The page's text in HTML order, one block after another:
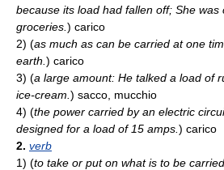
because its load had fallen off; She was
groceries. ) carico
2) (as much as can be carried at one
earth. ) carico
3) (a large amount: He talked a load of
ice-cream. ) sacco, mucchio
4) (the power carried by an electric
designed for a load of 15 amps. ) carico
2. verb
1) (to take or put on what is to be